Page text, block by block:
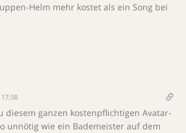
Helm mehr kostet als ein Song bei
diesem ganzen kostenpflichtigen Avatar-
unnötig wie ein Bademeister auf dem